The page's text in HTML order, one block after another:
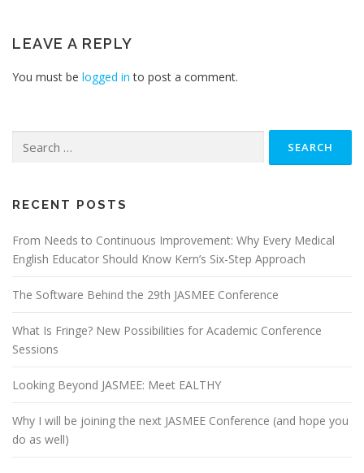
LEAVE A REPLY
You must be logged in to post a comment.
RECENT POSTS
From Needs to Continuous Improvement: Why Every Medical
English Educator Should Know Kern’s Six-Step Approach
The Software Behind the 29th JASMEE Conference
What Is Fringe? New Possibilities for Academic Conference
Sessions
Looking Beyond JASMEE: Meet EALTHY
Why I will be joining the next JASMEE Conference (and hope you
do as well)